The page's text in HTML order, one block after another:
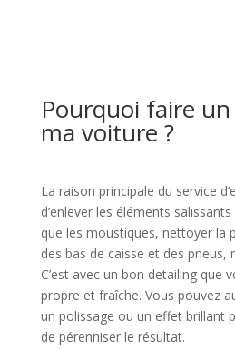
Pourquoi faire
ma voiture ?
La raison principale du service
d’enlever les éléments
que les moustiques, nettoyer la
des bas de caisse et des
C’est avec un bon detailing que
propre et fraîche. Vous pouvez
un polissage ou un effet brillant
de pérenniser le résultat.